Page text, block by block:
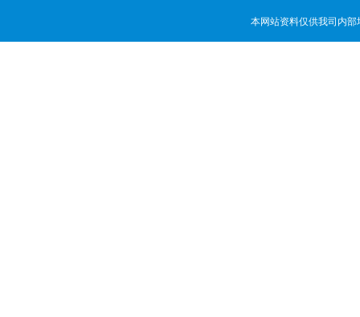
本网站资料仅供我司内